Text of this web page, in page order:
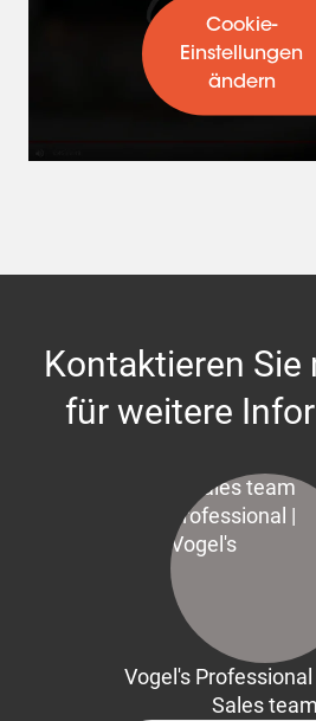
Cookie-
Einstellungen
ändern
Kontaktieren Sie
für weitere
Vogel's
Sales team